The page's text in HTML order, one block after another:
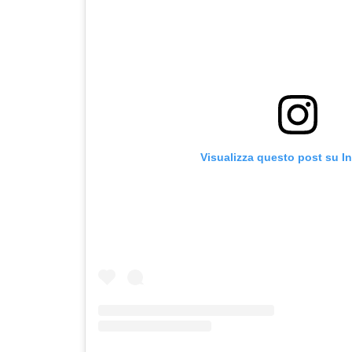
Visualizza questo post su